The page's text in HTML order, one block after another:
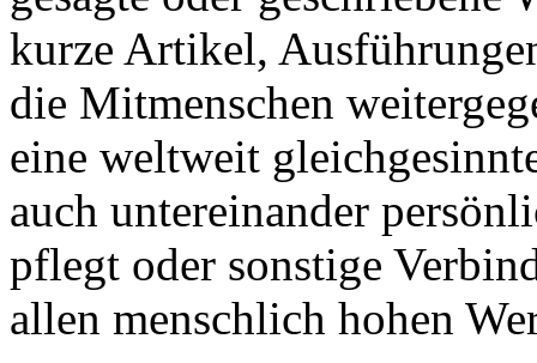
kurze Artikel,
die Mitmenschen
eine weltweit
auch untereinander
pflegt oder sonstige
allen menschlich hohen